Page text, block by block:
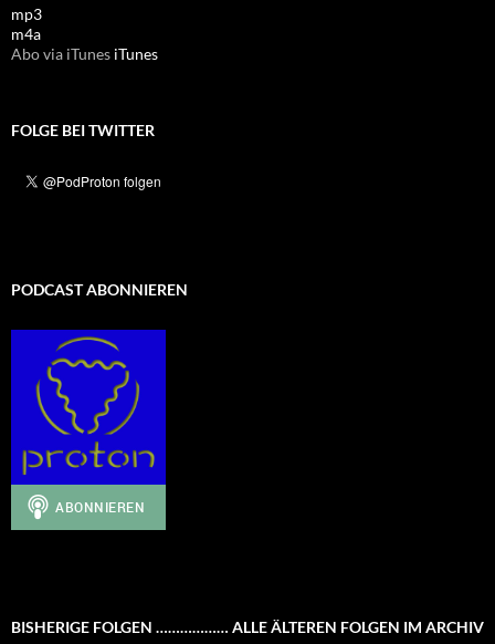
mp3
m4a
Abo via iTunes iTunes
FOLGE BEI TWITTER
PODCAST ABONNIEREN
BISHERIGE FOLGEN ……………… ALLE ÄLTEREN FOLGEN IM ARCHIV